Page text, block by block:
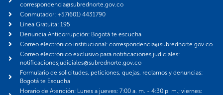
correspondencia@subrednorte.gov.co
Conmutador: +57(601) 4431790
Línea Gratuita: 195
Denuncia Anticorrupción: Bogotá te escucha
Correo electrónico institucional: correspondencia@subrednorte.gov.co
Correo electrónico exclusivo para notificaciones judiciales:
notificacionesjudiciales@subrednorte.gov.co
Formulario de solicitudes, peticiones, quejas, reclamos y denuncias:
Bogotá te Escucha
Horario de Atención: Lunes a jueves: 7:00 a. m. - 4:30 p. m.; viernes: